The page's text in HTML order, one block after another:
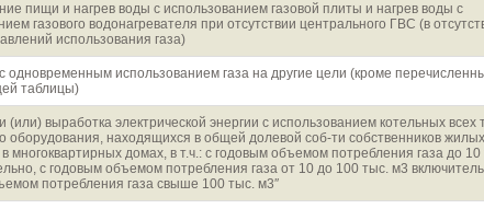
пищи и нагрев воды с использованием газовой плиты и нагрев воды с
газового водонагревателя при отсутствии центрального ГВС (в
использования газа)
одновременным использованием газа на другие цели (кроме
таблицы)
(или) выработка электрической энергии с использованием котельных всех
оборудования, находящихся в общей долевой соб-ти собственников жилых
многоквартирных домах, в т.ч.: с годовым объемом потребления газа до 10
с годовым объемом потребления газа от 10 до 100 тыс. м3
потребления газа свыше 100 тыс. м3″